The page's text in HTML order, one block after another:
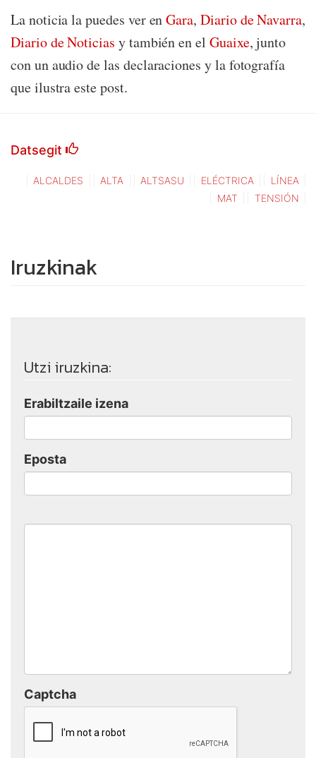
La noticia la puedes ver enGara, Diario de Navarra,
Diario de Noticias y también en el Guaixe, junto
con un audio de las declaraciones y la fotografía
que ilustra este post.
Datsegit
ALCALDES ALTA ALTSASU ELÉCTRICA
LÍNEA
MAT
TENSIÓN
Iruzkinak
Utzi iruzkina:
Erabiltzaile izena
Eposta
Captcha